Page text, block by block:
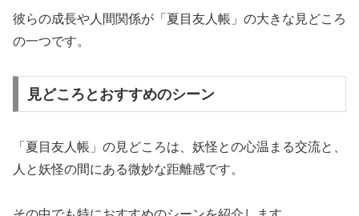
彼らの成長や人間関係が「夏目友人帳」の大きな見どころ
の一つです。
見どころとおすすめのシーン
「夏目友人帳」の見どころは、妖怪との心温まる交流と、
人と妖怪の間にある微妙な距離感です。